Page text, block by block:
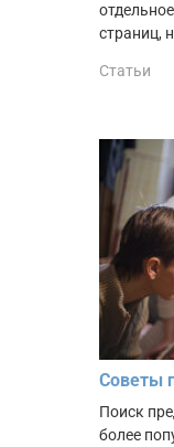
страниц,
Статьи
Советы
Поиск
более